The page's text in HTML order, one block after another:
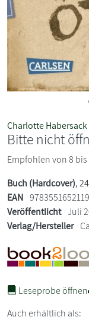
Charlotte Habersack
Bitte nicht
Empfohlen von 8 bis
Buch (Hardcover),
EAN 9783551652119
Veröffentlicht Juli
Verlag/Hersteller
Leseprobe öffnen
Auch erhältlich als: